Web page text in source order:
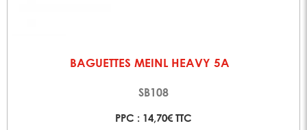
BAGUETTES MEINL HEAVY 5A
SB108
PPC : 14,70€ TTC